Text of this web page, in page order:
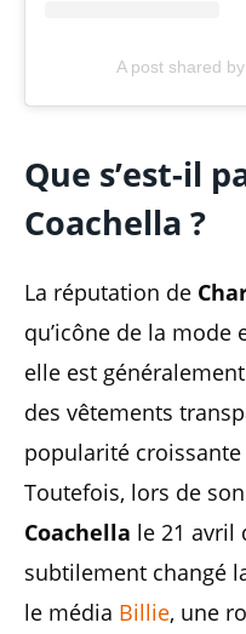
A post shared
Que s’est-il
Coachella ?
La réputation de
qu’icône de la mode
elle est
des vêtements
popularité
Toutefois, lors de
Coachella le 21 avril
subtilement changé
le média Billie, une